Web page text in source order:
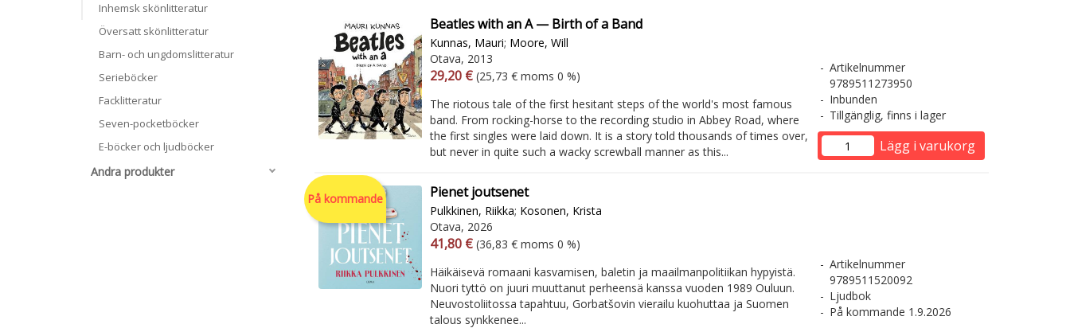
Inhemsk skönlitteratur
Översatt skönlitteratur
Barn- och ungdomslitteratur
Serieböcker
Facklitteratur
Seven-pocketböcker
E-böcker och ljudböcker
Andra produkter
Beatles with an A — Birth of a Band
Kunnas, Mauri; Moore, Will
Otava, 2013
Arvonlisäverollinen hinta
29,20 € Arvonlisäveroton hinta
(25,73 € moms 0 %)
The riotous tale of the first hesitant steps of the world's most famous
band. From rocking-horse to the recording studio in Abbey Road, where
the first singles were laid down. It is a story told thousands of times over,
but never in quite such a wacky screwball manner as this...
Artikelnummer
9789511273950
Inbunden
Tillgänglig, finns i lager
Lägg i varukorg
På kommande Pienet joutsenet
Pulkkinen, Riikka; Kosonen, Krista
Otava, 2026
Arvonlisäverollinen hinta
41,80 € Arvonlisäveroton hinta
(36,83 € moms 0 %)
Häikäisevä romaani kasvamisen, baletin ja maailmanpolitiikan hypyistä.
Nuori tyttö on juuri muuttanut perheensä kanssa vuoden 1989 Ouluun.
Neuvostoliitossa tapahtuu, Gorbatšovin vierailu kuohuttaa ja Suomen
talous synkkenee...
Artikelnummer
9789511520092
Ljudbok
På kommande 1.9.2026